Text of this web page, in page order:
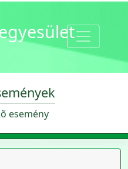
esemény